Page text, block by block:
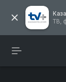
ТВ,